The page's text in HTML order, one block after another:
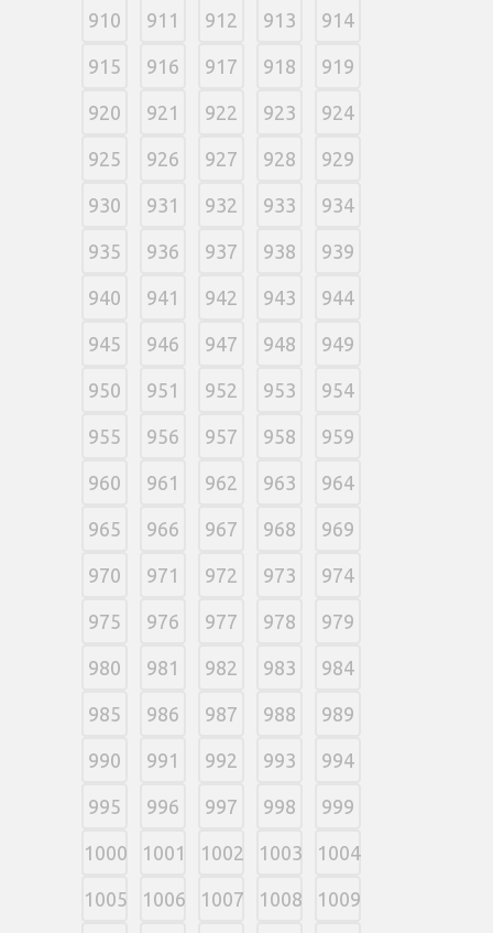
910 911 912 913 914
915 916 917 918 919
920 921 922 923 924
925 926 927 928 929
930 931 932 933 934
935 936 937 938 939
940 941 942 943 944
945 946 947 948 949
950 951 952 953 954
955 956 957 958 959
960 961 962 963 964
965 966 967 968 969
970 971 972 973 974
975 976 977 978 979
980 981 982 983 984
985 986 987 988 989
990 991 992 993 994
995 996 997 998 999
1000 1001 1002 1003 1004
1005 1006 1007 1008 1009